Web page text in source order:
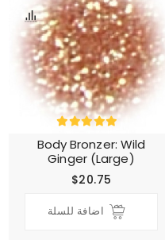
Body Bronzer: Wild
Ginger (Large)
$20.75
اضافة للسلة